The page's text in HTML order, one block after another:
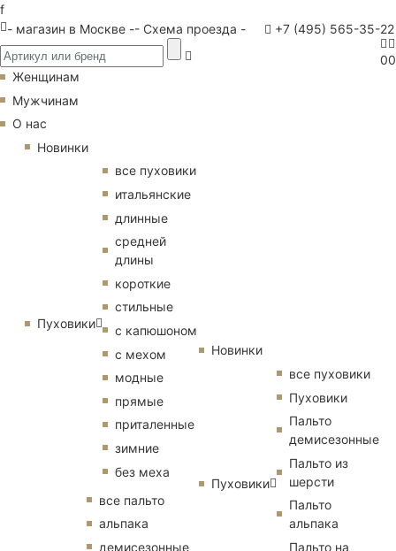
f
- магазин в Москве -- Схема проезда - +7 (495) 565-35-22
00
Женщинам
Мужчинам
О нас
Новинки
Пуховики
все пуховики
итальянские
длинные
средней
длины
короткие
стильные
с капюшоном
с мехом
модные
прямые
приталенные
зимние
без меха
все пальто
альпака
демисезонные
Новинки
Пуховики
все пуховики
Пуховики
Пальто
демисезонные
Пальто из
шерсти
Пальто
альпака
Пальто на